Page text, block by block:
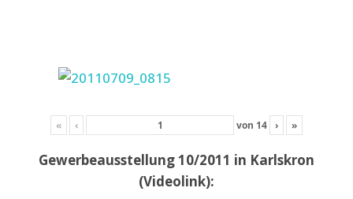
« ‹ von 14 › »
Gewerbeausstellung 10/2011 in Karlskron
(Videolink):